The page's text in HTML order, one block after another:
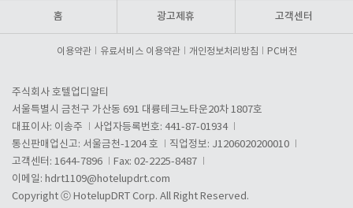
홈 광고제휴 고객센터
이용약관 유료서비스 이용약관 개인정보처리방침 PC버전
주식회사 호텔업디알티
서울특별시 금천구 가산동 691 대륭테크노타운20차 1807호
대표이사: 이송주
사업자등록번호: 441-87-01934
통신판매업신고: 서울금천-1204 호
직업정보: J1206020200010
고객센터: 1644-7896
Fax: 02-2225-8487
이메일: hdrt1109@hotelupdrt.com
Copyright ⓒ HotelupDRT Corp. All Right Reserved.